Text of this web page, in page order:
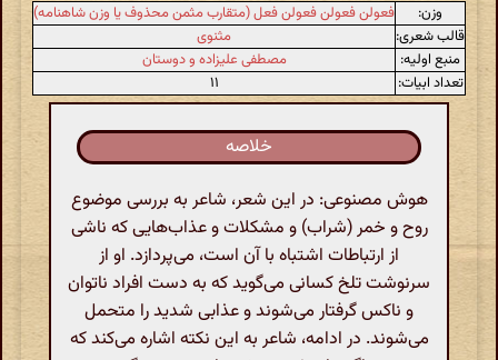
وزن:
فعولن فعولن فعولن فعل (متقارب مثمن محذوف یا وزن شاهنامه)
قالب شعری:
مثنوی
منبع اولیه:
مصطفی علیزاده و دوستان
تعداد ابیات:
۱۱
خلاصه
هوش مصنوعی: در این شعر، شاعر به بررسی موضوع
روح و خمر (شراب) و مشکلات و عذاب‌هایی که ناشی
از ارتباطات اشتباه با آن است، می‌پردازد. او از
سرنوشت تلخ کسانی می‌گوید که به دست افراد ناتوان
و ناکس گرفتار می‌شوند و عذابی شدید را متحمل
می‌شوند. در ادامه، شاعر به این نکته اشاره می‌کند که